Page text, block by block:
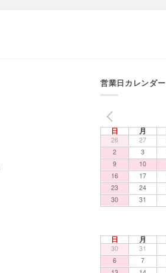
営業日カレンダー
日 月
26 27
2
3
9
10
16
17
23
24
30
31
日 月
30 31
6
7